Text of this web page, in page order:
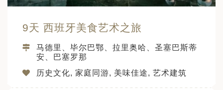
9天 西班牙美食艺术之旅
马德里、毕尔巴鄂、拉里奥哈、圣塞巴斯蒂
安、巴塞罗那
历史文化, 家庭同游, 美味佳途, 艺术建筑